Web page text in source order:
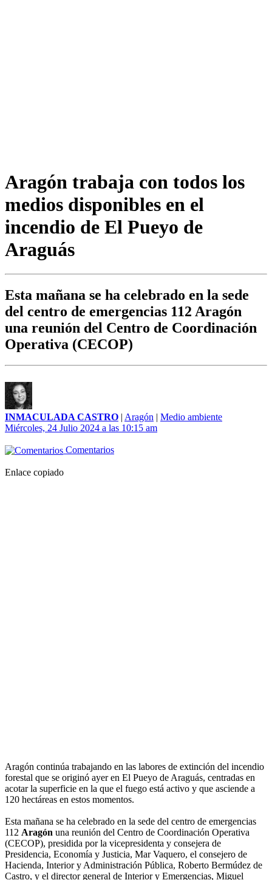
Aragón trabaja con todos los
medios disponibles en el
incendio de El Pueyo de
Araguás
Esta mañana se ha celebrado en la sede
del centro de emergencias 112 Aragón
una reunión del Centro de Coordinación
Operativa (CECOP)
INMACULADA CASTRO | Aragón | Medio ambiente
Miércoles, 24 Julio 2024 a las 10:15 am
Comentarios
Enlace copiado
Aragón continúa trabajando en las labores de extinción del incendio
forestal que se originó ayer en El Pueyo de Araguás, centradas en
acotar la superficie en la que el fuego está activo y que asciende a
120 hectáreas en estos momentos.
Esta mañana se ha celebrado en la sede del centro de emergencias
112 Aragón una reunión del Centro de Coordinación Operativa
(CECOP), presidida por la vicepresidenta y consejera de
Presidencia, Economía y Justicia, Mar Vaquero, el consejero de
Hacienda, Interior y Administración Pública, Roberto Bermúdez de
Castro, y el director general de Interior y Emergencias, Miguel